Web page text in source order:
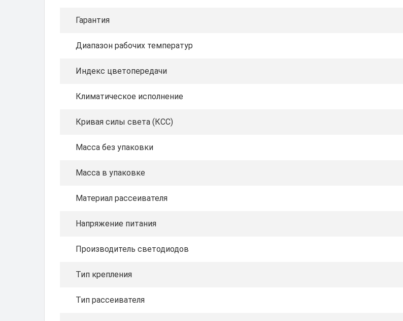
Гарантия
Диапазон рабочих температур
Индекс цветопередачи
Климатическое исполнение
Кривая силы света (КСС)
Масса без упаковки
Масса в упаковке
Материал рассеивателя
Напряжение питания
Производитель светодиодов
Тип крепления
Тип рассеивателя